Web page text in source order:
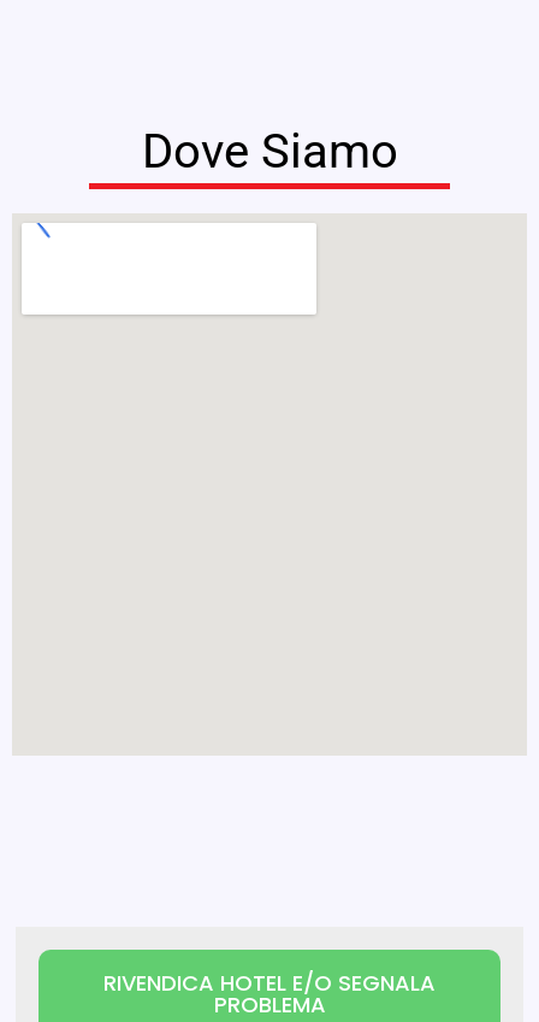
Dove Siamo
RIVENDICA HOTEL E/O SEGNALA
PROBLEMA